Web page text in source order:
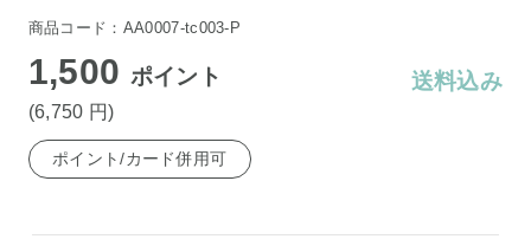
商品コード：AA0007-tc003-P
1,500 ポイント
(6,750 円)
送料込み
ポイント/カード併用可